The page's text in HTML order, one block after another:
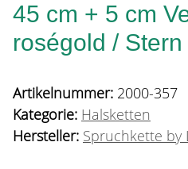
45 cm + 5 cm
roségold /
Artikelnummer: 2000-357
Kategorie: Halsketten
Hersteller: Spruchkette by